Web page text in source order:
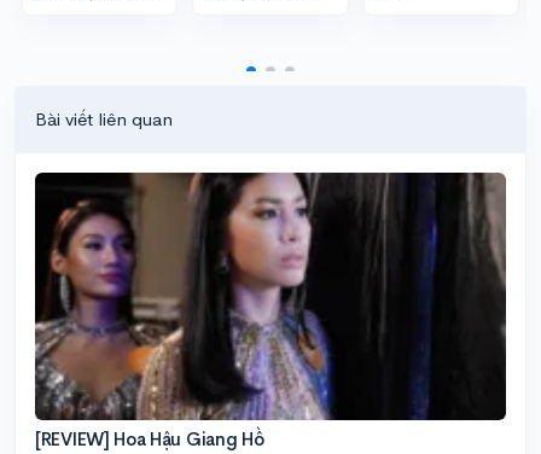
Bài viết liên quan
[REVIEW] Hoa Hậu Giang Hồ